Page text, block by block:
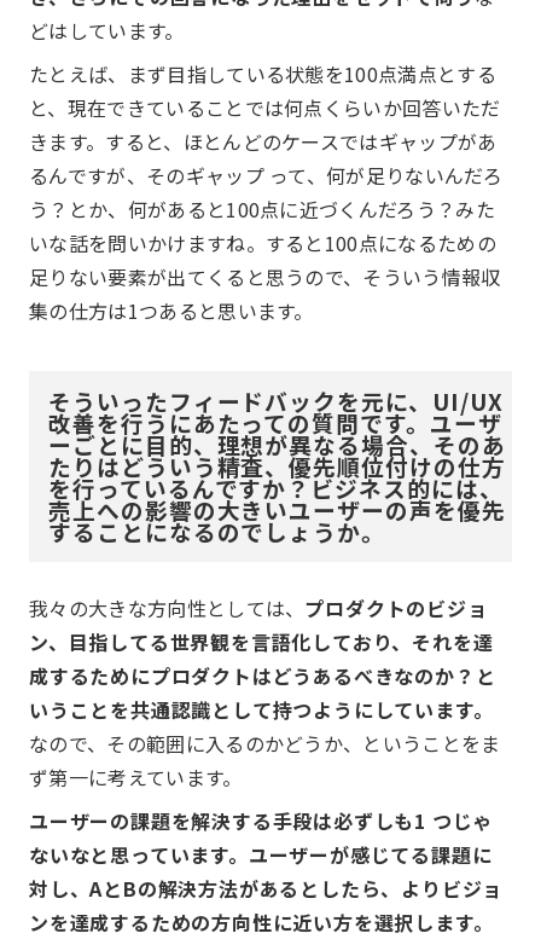
どはしています。
たとえば、まず目指している状態を100点満点とする
と、現在できていることでは何点くらいか回答いただ
きます。すると、ほとんどのケースではギャップがあ
るんですが、そのギャップ って、何が足りないんだろ
う？とか、何があると100点に近づくんだろう？みた
いな話を問いかけますね。すると100点になるための
足りない要素が出てくると思うので、そういう情報収
集の仕方は1つあると思います。
そういったフィードバックを元に、UI/UX
改善を行うにあたっての質問です。ユーザ
ーごとに目的、理想が異なる場合、そのあ
たりはどういう精査、優先順位付けの仕方
を行っているんですか？ビジネス的には、
売上への影響の大きいユーザーの声を優先
することになるのでしょうか。
我々の大きな方向性としては、 プロダクトのビジョ
ン、目指してる世界観を言語化しており、それを達
成するためにプロダクトはどうあるべきなのか？と
いうことを共通認識として持つようにしています。
なので、その範囲に入るのかどうか、ということをま
ず第一に考えています。
ユーザーの課題を解決する手段は必ずしも1 つじゃ
ないなと思っています。ユーザーが感じてる課題に
対し、AとBの解決方法があるとしたら、よりビジョ
ンを達成するための方向性に近い方を選択します。